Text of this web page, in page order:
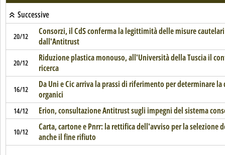
Successive
20/12
Consorzi, il CdS conferma la legittimità delle misure
dall'Antitrust
20/12
Riduzione plastica monouso, all'Università della Tuscia il
ricerca
16/12
Da Uni e Cic arriva la prassi di riferimento per determinare
organici
14/12 Erion, consultazione Antitrust sugli impegni del sistema
10/12
Carta, cartone e Pnrr: la rettifica dell'avviso per la selezione
anche il fine rifiuto